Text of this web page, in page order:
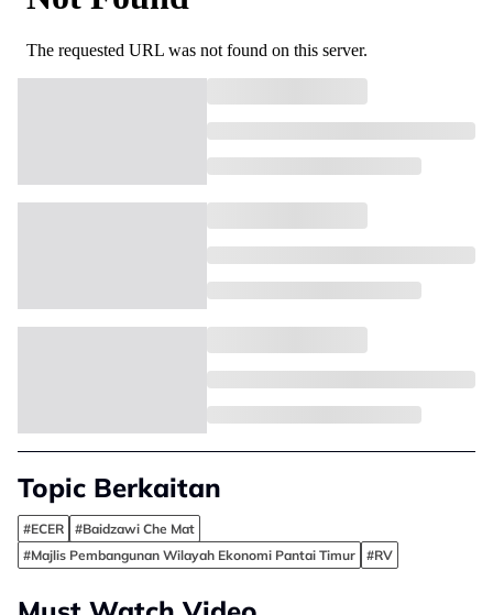
Topic Berkaitan
#ECER
#Baidzawi Che Mat
#Majlis Pembangunan Wilayah Ekonomi Pantai Timur
#RV